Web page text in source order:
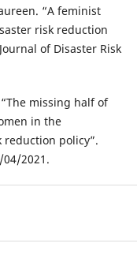
“A feminist
risk reduction
of Disaster Risk
missing half of
in the
policy”.
04/2021.